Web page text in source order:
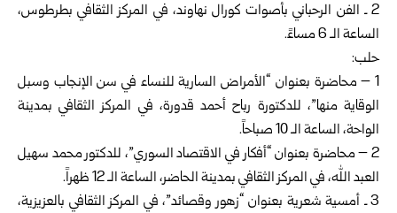
2 ـ الفن الرحباني بأصوات كورال نهاوند، في المركز الثقافي بطرطوس،
الساعة الـ 6 مساءً.
حلب:
1 – محاضرة بعنوان “الأمراض السارية للنساء في سن الإنجاب وسبل
الوقاية منها”، للدكتورة رباح أحمد قدورة، في المركز الثقافي بمدينة
الواحة، الساعة الـ 10 صباحاً.
2 – محاضرة بعنوان “أفكار في الاقتصاد السوري”، للدكتور محمد سهيل
العبد الله، في المركز الثقافي بمدينة الحاضر، الساعة الـ 12 ظهراً.
3 ـ أمسية شعرية بعنوان “زهور وقصائد”، في المركز الثقافي بالعزيزية،